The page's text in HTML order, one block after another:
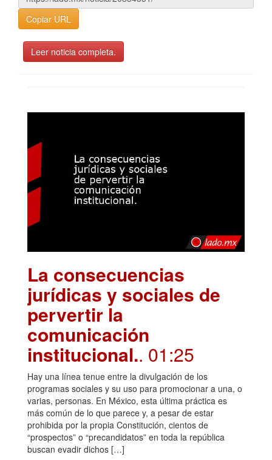
Copiar URL
Leer noticia completa.
La consecuencias
jurídicas y sociales de
pervertir la
comunicación
institucional.. 01:25
Hay una línea tenue entre la divulgación de los
programas sociales y su uso para promocionar a una, o
varias, personas. En México, esta última práctica es
más común de lo que parece y, a pesar de estar
prohibida por la propia Constitución, cientos de
“prospectos” o “precandidatos” en toda la república
buscan evadir dichos […]